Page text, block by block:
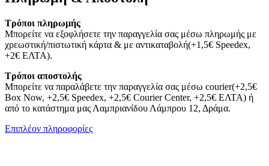
Τρόποι πληρωμής
Μπορείτε να εξοφλήσετε την παραγγελία σας μέσω πληρωμής με
χρεωστική/πιστωτική κάρτα & με αντικαταβολή(+1,5€ Speedex,
+2€ ΕΛΤΑ).
Τρόποι αποστολής
Μπορείτε να παραλάβετε την παραγγελία σας μέσω courier(+2,5€
Box Now, +2,5€ Speedex, +2,5€ Courier Center, +2,5€ ΕΛΤΑ) ή
από το κατάστημα μας Λαμπριανίδου Λάμπρου 12, Δράμα.
Επιπλέον πληροφορίες